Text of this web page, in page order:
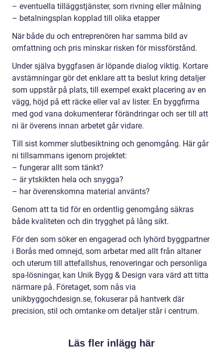
– eventuella tilläggstjänster, som rivning eller målning
– betalningsplan kopplad till olika etapper
När både du och entreprenören har samma bild av
omfattning och pris minskar risken för missförstånd.
Under själva byggfasen är löpande dialog viktig. Kortare
avstämningar gör det enklare att ta beslut kring detaljer
som uppstår på plats, till exempel exakt placering av en
vägg, höjd på ett räcke eller val av lister. En byggfirma
med god vana dokumenterar förändringar och ser till att
ni är överens innan arbetet går vidare.
Till sist kommer slutbesiktning och genomgång. Här går
ni tillsammans igenom projektet:
– fungerar allt som tänkt?
– är ytskikten hela och snygga?
– har överenskomna material använts?
Genom att ta tid för en ordentlig genomgång säkras
både kvaliteten och din trygghet på lång sikt.
För den som söker en engagerad och lyhörd byggpartner
i Borås med omnejd, som arbetar med allt från altaner
och uterum till attefallshus, renoveringar och personliga
spa-lösningar, kan Unik Bygg & Design vara värd att titta
närmare på. Företaget, som nås via
unikbyggochdesign.se, fokuserar på hantverk där
precision, stil och omtanke om detaljer står i centrum.
Läs fler inlägg här